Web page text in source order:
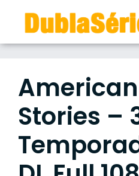
content
Stories –